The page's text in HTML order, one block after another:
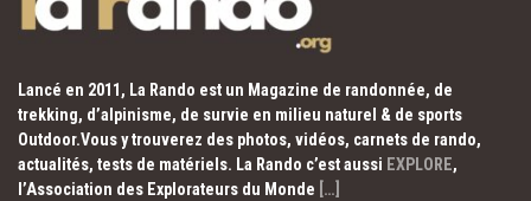
Lancé en 2011, La Rando est un Magazine de randonnée, de
trekking, d’alpinisme, de survie en milieu naturel & de sports
Outdoor.Vous y trouverez des photos, vidéos, carnets de rando,
actualités, tests de matériels. La Rando c’est aussi EXPLORE,
l’Association des Explorateurs du Monde […]